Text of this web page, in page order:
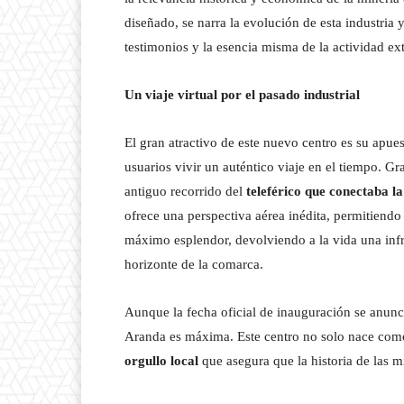
diseñado, se narra la evolución de esta
testimonios y la esencia misma de la actividad
Un viaje virtual por el pasado industrial
El gran atractivo de este nuevo centro es su
usuarios vivir un auténtico viaje en el tiempo.
antiguo recorrido del teleférico que conectaba
ofrece una perspectiva aérea inédita,
máximo esplendor, devolviendo a la vida una
horizonte de la comarca.
Aunque la fecha oficial de inauguración se
Aranda es máxima. Este centro no solo nace
orgullo local que asegura que la historia de las